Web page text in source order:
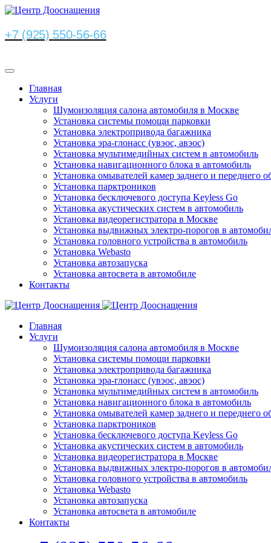
+7 (925) 550-56-66
Главная
Услуги
Шумоизоляция салона автомобиля в Москве
Установка системы помощи парковки
Установка электропривода багажника
Установка эра-глонасс (увэос, авэос)
Установка мультимедийных систем в автомобиль
Установка навигационного блока в автомобиль
Установка омывателей камер заднего и переднего
Установка парктроников
Установка бесключевого доступа Keyless Go
Установка акустических систем в автомобиль
Установка видеорегистратора в Москве
Установка выдвижных электро-порогов в
Установка головного устройства в автомобиль
Установка Webasto
Установка автозапуска
Установка автосвета в автомобиле
Контакты
Главная
Услуги
Шумоизоляция салона автомобиля в Москве
Установка системы помощи парковки
Установка электропривода багажника
Установка эра-глонасс (увэос, авэос)
Установка мультимедийных систем в автомобиль
Установка навигационного блока в автомобиль
Установка омывателей камер заднего и переднего
Установка парктроников
Установка бесключевого доступа Keyless Go
Установка акустических систем в автомобиль
Установка видеорегистратора в Москве
Установка выдвижных электро-порогов в
Установка головного устройства в автомобиль
Установка Webasto
Установка автозапуска
Установка автосвета в автомобиле
Контакты